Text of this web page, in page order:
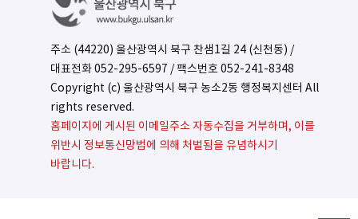
주소 (44220) 울산광역시 북구 찬샘1길 24 (신천동) /
대표전화052-295-6597 / 팩스번호 052-241-8348
Copyright (c) 울산광역시 북구 농소2동 행정복지센터 All
rights reserved.
홈페이지에 게시된 이메일주소 자동수집을 거부하며, 이를
위반시 정보통신망법에 의해 처벌됨을 유념하시기
바랍니다.